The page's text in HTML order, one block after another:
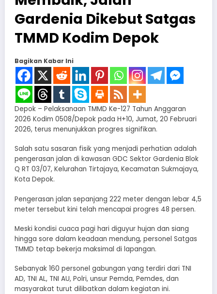
Gardenia Dikebut Satgas
TMMD Kodim Depok
Bagikan Kabar Ini
Depok – Pelaksanaan TMMD Ke-127 Tahun Anggaran
2026 Kodim 0508/Depok pada H+10, Jumat, 20 Februari
2026, terus menunjukkan progres signifikan.
Salah satu sasaran fisik yang menjadi perhatian adalah
pengerasan jalan di kawasan GDC Sektor Gardenia Blok
Q RT 03/07, Kelurahan Tirtajaya, Kecamatan Sukmajaya,
Kota Depok.
Pengerasan jalan sepanjang 222 meter dengan lebar 4,5
meter tersebut kini telah mencapai progres 48 persen.
Meski kondisi cuaca pagi hari diguyur hujan dan siang
hingga sore dalam keadaan mendung, personel Satgas
TMMD tetap bekerja maksimal di lapangan.
Sebanyak 160 personel gabungan yang terdiri dari TNI
AD, TNI AL, TNI AU, Polri, unsur Pemda, Pemdes, dan
masyarakat turut dilibatkan dalam kegiatan ini.